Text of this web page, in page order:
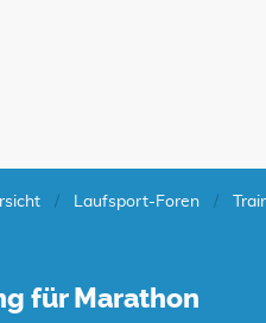
Laufsport-Foren
für Marathon